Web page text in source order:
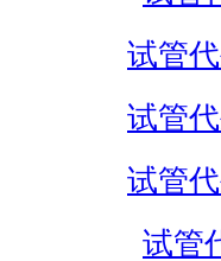
试管
试管
试管
试管